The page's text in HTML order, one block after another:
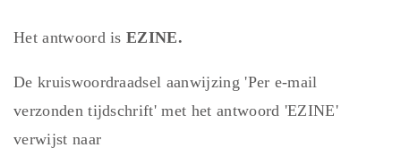
Het antwoord isEZINE.
De kruiswoordraadsel aanwijzing 'Per e-mail
verzonden tijdschrift' met het antwoord 'EZINE'
verwijst naar